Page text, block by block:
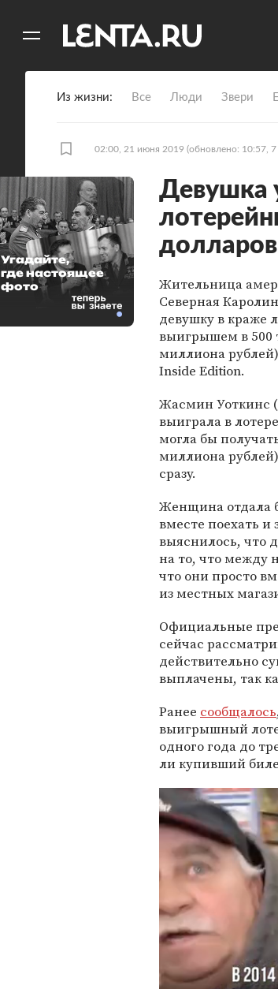
Из жизни Все Люди Звери
02:00, 21 июня 2019 (обновлено: 10:57,
Девушка
долларов
Жительница
Северная
девушку в краже
выигрышем в 500
миллиона
Inside Edition.
Жасмин Уоткинс
выиграла в
могла бы
миллиона
сразу.
Женщина отдала
вместе поехать и
выяснилось, что
на то, что между
что они просто
из местных
Официальные
сейчас
действительно
выплачены, так
Ранее сообщалось
выигрышный
одного года до
ли купивший
Угадайте,
где настоящее
фото